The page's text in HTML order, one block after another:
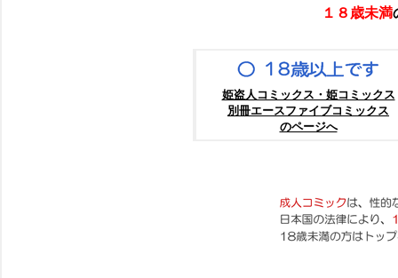
１８歳未満
姫盗人コミックス・姫コミックス
別冊エースファイブコミックス
のページへ